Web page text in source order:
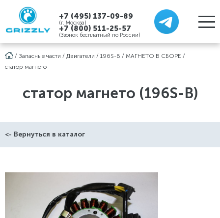
+7 (495) 137-09-89
(г. Москва)
+7 (800) 511-25-57
(Звонок бесплатный по России)
/ Запасные части / Двигатели / 196S-B / МАГНЕТО В СБОРЕ /
статор магнето
статор магнето (196S-B)
<- Вернуться в каталог